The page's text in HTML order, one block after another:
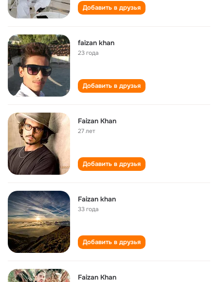
Добавить в друзья
faizan khan
23 года
Добавить в друзья
Faizan Khan
27 лет
Добавить в друзья
Faizan khan
33 года
Добавить в друзья
Faizan Khan